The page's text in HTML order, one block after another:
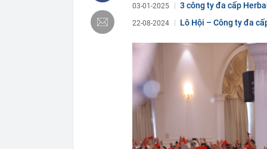
11:12
Khu nghỉ
vùng đất cổ
11:10
Cơ quan
nằm trong
11:09
Thiết kế nhà
Mưa lớn
03-01-2025
3 công ty đa cấp
22-08-2024 Lô Hội – Công ty đa